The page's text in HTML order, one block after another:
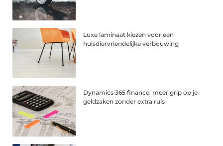
Luxe laminaat kiezen voor een
huisdiervriendelijke verbouwing
Dynamics 365 finance: meer grip op je
geldzaken zonder extra ruis